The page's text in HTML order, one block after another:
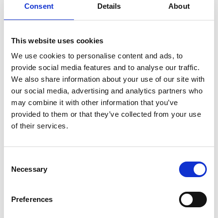
Consent Details About
This website uses cookies
We use cookies to personalise content and ads, to
provide social media features and to analyse our traffic.
We also share information about your use of our site with
our social media, advertising and analytics partners who
may combine it with other information that you’ve
provided to them or that they’ve collected from your use
of their services.
Selection
Necessary
Preferences
Meet the new AI-first Customer Alliance platform
guest feedback together to help hotels
understand what guests experience, decide what
to improve, and measure whether their actions
worked.
Der Online-Bewertungs-Markt ist in